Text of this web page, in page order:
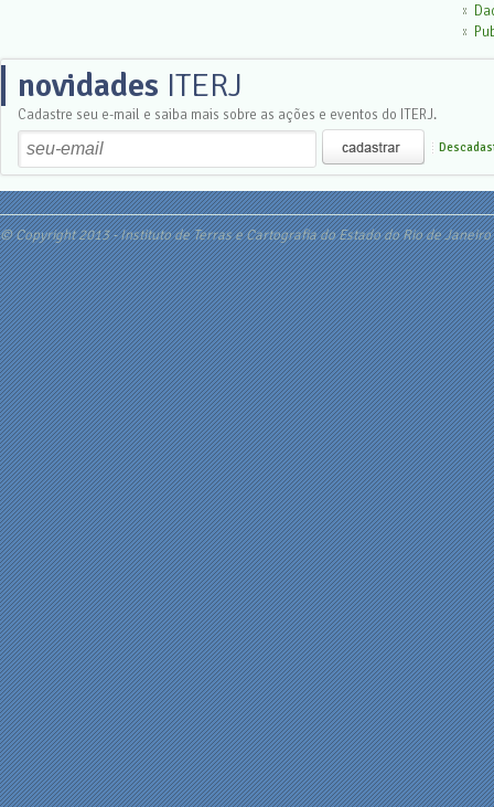
novidades ITERJ
Cadastre seu e-mail e saiba mais sobre as ações e eventos do ITERJ.
© Copyright 2013 - Instituto de Terras e Cartografia do Estado do Rio de Janeiro